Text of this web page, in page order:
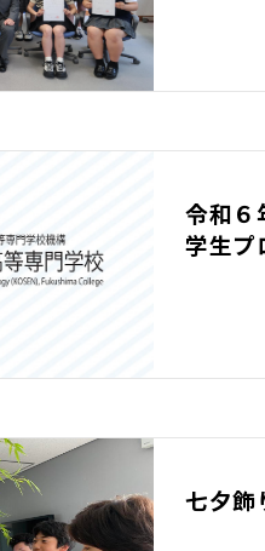
令和６
学生プ
七夕飾